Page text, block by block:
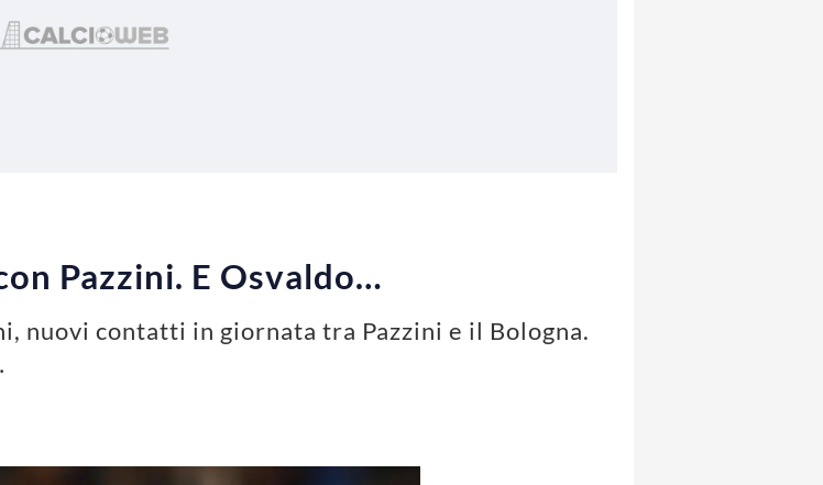
Pazzini. E Osvaldo…
nuovi contatti in giornata tra Pazzini e il Bologna.